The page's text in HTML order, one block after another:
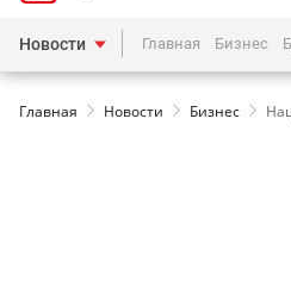
Новости Главная Бизнес
Главная Новости Бизнес